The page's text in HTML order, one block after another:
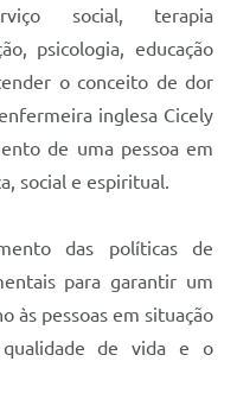
social, terapia
psicologia, educação
o conceito de dor
inglesa Cicely
de uma pessoa em
social e espiritual.
das políticas de
para garantir um
às pessoas em situação
de vida e o